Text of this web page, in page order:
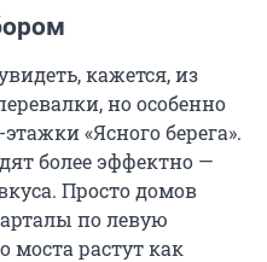
кажется, из
но особенно
«Ясного берега».
более эффектно —
Просто домов
по левую
моста растут как